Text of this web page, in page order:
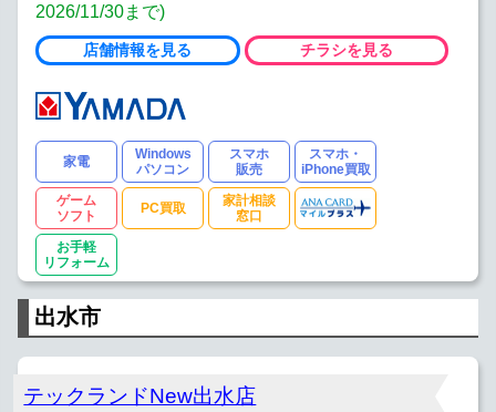
2026/11/30まで)
店舗情報を見る チラシを見る
家電
Windows
パソコン
スマホ
販売
スマホ・
iPhone買取
ゲーム
ソフト
PC買取
家計相談
窓口
お手軽
リフォーム
出水市
テックランドNew出水店